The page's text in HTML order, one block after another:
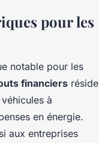
pour les
notable pour les
financiers réside
à
en énergie.
aux entreprises